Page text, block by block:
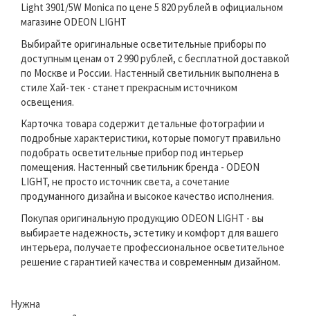
Light 3901/5W Monica по цене 5 820 рублей в официальном
магазине ODEON LIGHT
Выбирайте оригинальные осветительные приборы по
доступным ценам от 2 990 рублей, с бесплатной доставкой
по Москве и России. Настенный светильник выполнена в
стиле Хай-тек - станет прекрасным источником
освещения.
Карточка товара содержит детальные фотографии и
подробные характеристики, которые помогут правильно
подобрать осветительные прибор под интерьер
помещения. Настенный светильник бренда - ODEON
LIGHT, не просто источник света, а сочетание
продуманного дизайна и высокое качество исполнения.
Покупая оригинальную продукцию ODEON LIGHT - вы
выбираете надежность, эстетику и комфорт для вашего
интерьера, получаете профессиональное осветительное
решение с гарантией качества и современным дизайном.
Нужна